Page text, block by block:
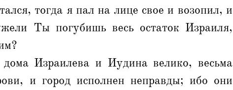
тогда я пал на лице свое и возопил, и
Ты погубишь весь остаток Израиля,
Израилева и Иудина велико, весьма
и город исполнен неправды; ибо они